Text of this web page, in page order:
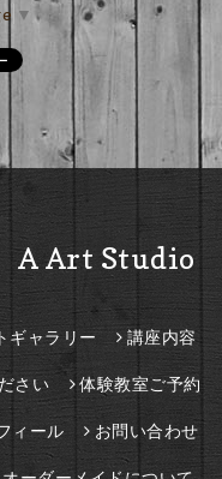
▼
A Art Studio
ギャラリー 講座内容
さい 体験教室ご予約
ィール お問い合わせ